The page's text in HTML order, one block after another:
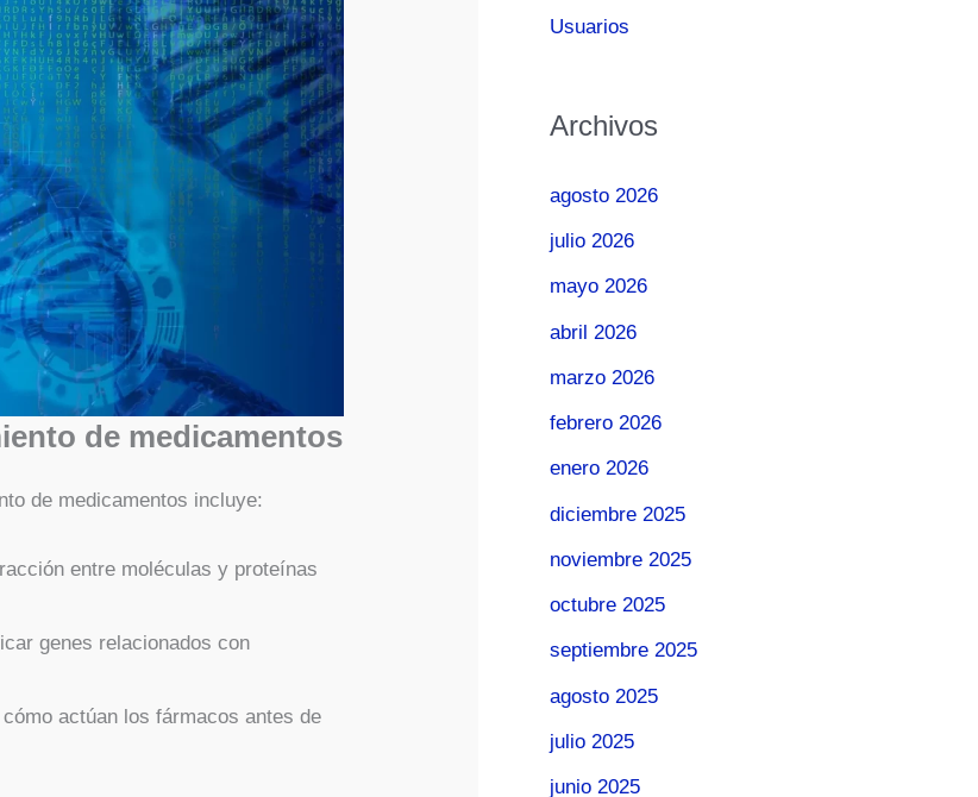
de medicamentos
de medicamentos incluye:
entre moléculas y proteínas
genes relacionados con
cómo actúan los fármacos antes de
Usuarios
Archivos
agosto 2026
julio 2026
mayo 2026
abril 2026
marzo 2026
febrero 2026
enero 2026
diciembre 2025
noviembre 2025
octubre 2025
septiembre 2025
agosto 2025
julio 2025
junio 2025